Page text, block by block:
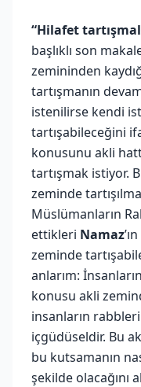
“Hilafet
başlıklı son
zemininden
tartışmanın
istenilirse kendi
tartışabileceğini
konusunu akli
tartışmak istiyor.
zeminde
Müslümanların
ettikleri Namaz
zeminde
anlarım:
konusu akli
insanların
içgüdüseldir. Bu
bu kutsamanın
şekilde olacağını